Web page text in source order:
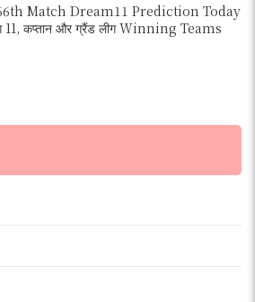
Match Dream11 Prediction Today
11, कप्तान और ग्रैंड लीग Winning Teams